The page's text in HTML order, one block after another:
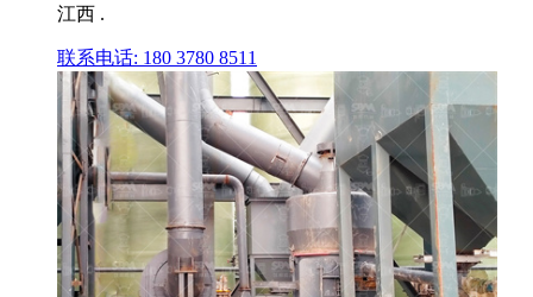
江西 .
联系电话: 180 3780 8511